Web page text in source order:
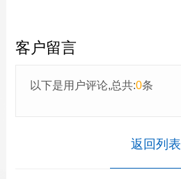
客户留言
以下是用户评论,总共:0条
返回列表